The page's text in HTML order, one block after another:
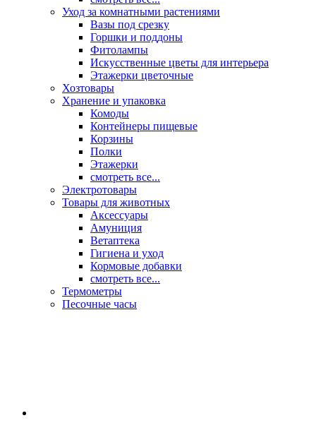
Уход за комнатными растениями
Вазы под срезку
Горшки и поддоны
Фитолампы
Искусственные цветы для интерьера
Этажерки цветочные
Хозтовары
Хранение и упаковка
Комоды
Контейнеры пищевые
Корзины
Полки
Этажерки
смотреть все...
Электротовары
Товары для животных
Аксессуары
Амуниция
Ветаптека
Гигиена и уход
Кормовые добавки
смотреть все...
Термометры
Песочные часы